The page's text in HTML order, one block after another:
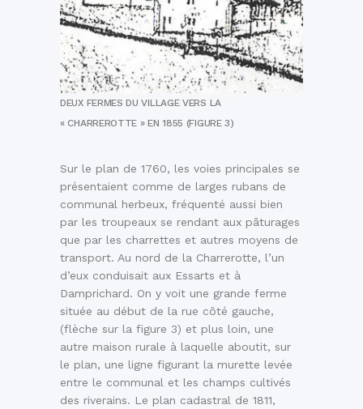
DEUX FERMES DU VILLAGE VERS LA
« CHARREROTTE » EN 1855 (FIGURE 3)
Sur le plan de 1760, les voies principales se
présentaient comme de larges rubans de
communal herbeux, fréquenté aussi bien
par les troupeaux se rendant aux pâturages
que par les charrettes et autres moyens de
transport. Au nord de la Charrerotte, l’un
d’eux conduisait aux Essarts et à
Damprichard. On y voit une grande ferme
située au début de la rue côté gauche,
(flèche sur la figure 3) et plus loin, une
autre maison rurale à laquelle aboutit, sur
le plan, une ligne figurant la murette levée
entre le communal et les champs cultivés
des riverains. Le plan cadastral de 1811,